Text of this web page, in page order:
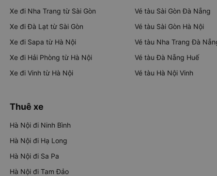
Xe đi Nha Trang từ Sài Gòn
Xe đi Đà Lạt từ Sài Gòn
Xe đi Sapa từ Hà Nội
Xe đi Hải Phòng từ Hà Nội
Xe đi Vinh từ Hà Nội
Vé tàu Sài Gòn Đà Nẵng
Vé tàu Sài Gòn Hà Nội
Vé tàu Nha Trang Đà
Vé tàu Đà Nẵng Huế
Vé tàu Hà Nội Vinh
Thuê xe
Hà Nội đi Ninh Bình
Hà Nội đi Hạ Long
Hà Nội đi Sa Pa
Hà Nội đi Tam Đảo